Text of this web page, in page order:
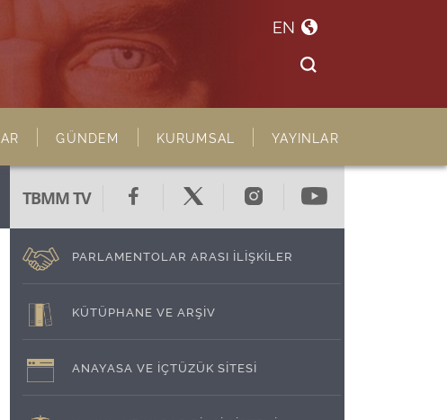
EN
GÜNDEM KURUMSAL YAYINLAR
TBMM TV
PARLAMENTOLAR ARASI İLİŞKİLER
KÜTÜPHANE VE ARŞİV
ANAYASA VE İÇTÜZÜK SİTESİ